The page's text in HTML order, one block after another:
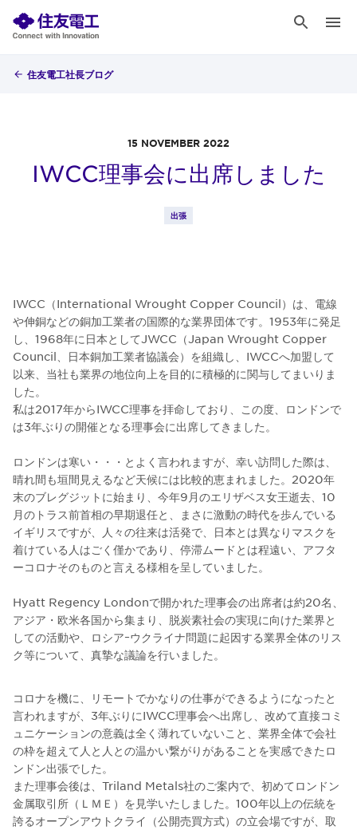
住友電工社長ブログ
15 NOVEMBER 2022
IWCC理事会に出席しました
出張
IWCC（International Wrought Copper Council）は、電線
や伸銅などの銅加工業者の国際的な業界団体です。1953年に発足
し、1968年に日本としてJWCC（Japan Wrought Copper
Council、日本銅加工業者協議会）を組織し、IWCCへ加盟して
以来、当社も業界の地位向上を目的に積極的に関与してまいりま
した。
私は2017年からIWCC理事を拝命しており、この度、ロンドンで
は3年ぶりの開催となる理事会に出席してきました。
ロンドンは寒い・・・とよく言われますが、幸い訪問した際は、
晴れ間も垣間見えるなど天候には比較的恵まれました。2020年
末のブレグジットに始まり、今年9月のエリザベス女王逝去、10
月のトラス前首相の早期退任と、まさに激動の時代を歩んでいる
イギリスですが、人々の往来は活発で、日本とは異なりマスクを
着けている人はごく僅かであり、停滞ムードとは程遠い、アフタ
ーコロナそのものと言える様相を呈していました。
Hyatt Regency Londonで開かれた理事会の出席者は約20名、
アジア・欧米各国から集まり、脱炭素社会の実現に向けた業界と
しての活動や、ロシアｰウクライナ問題に起因する業界全体のリス
ク等について、真摯な議論を行いました。
コロナを機に、リモートでかなりの仕事ができるようになったと
言われますが、3年ぶりにIWCC理事会へ出席し、改めて直接コミ
ュニケーションの意義は全く薄れていないこと、業界全体で会社
の枠を超えて人と人との温かい繋がりがあることを実感できたロ
ンドン出張でした。
また理事会後は、Triland Metals社のご案内で、初めてロンドン
金属取引所（ＬＭＥ）を見学いたしました。100年以上の伝統を
誇るオープンアウトクライ（公開売買方式）の立会場ですが、取